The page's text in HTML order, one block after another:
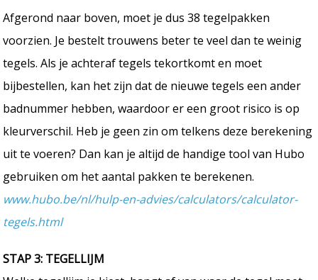
Afgerond naar boven, moet je dus 38 tegelpakken
voorzien. Je bestelt trouwens beter te veel dan te weinig
tegels. Als je achteraf tegels tekortkomt en moet
bijbestellen, kan het zijn dat de nieuwe tegels een ander
badnummer hebben, waardoor er een groot risico is op
kleurverschil. Heb je geen zin om telkens deze berekening
uit te voeren? Dan kan je altijd de handige tool van Hubo
gebruiken om het aantal pakken te berekenen.
www.hubo.be/nl/hulp-en-advies/calculators/calculator-
tegels.html
STAP 3: TEGELLIJM